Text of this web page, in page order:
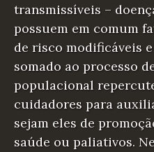
transmissíveis –
possuem em comum
de risco modificáveis
somado ao processo
populacional
cuidadores para
sejam eles de
saúde ou paliativos.